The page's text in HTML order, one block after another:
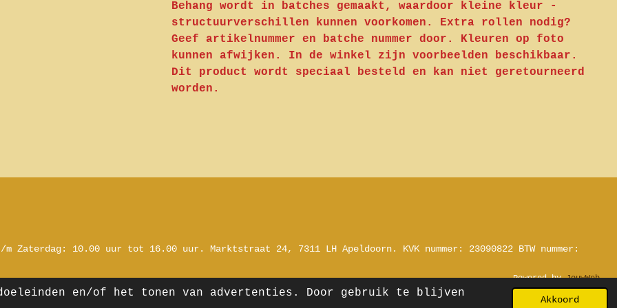
en/of het tonen van advertenties. Door gebruik te blijven
Akkoord
Behang wordt in batches gemaakt, waardoor kleine kleur -
structuurverschillen kunnen voorkomen. Extra rollen nodig?
Geef artikelnummer en batche nummer door. Kleuren op foto
kunnen afwijken. In de winkel zijn voorbeelden beschikbaar.
Dit product wordt speciaal besteld en kan niet geretourneerd
worden.
m Zaterdag: 10.00 uur tot 16.00 uur. Marktstraat 24, 7311 LH Apeldoorn. KVK nummer: 23090822 BTW nummer:
Powered byJouwWeb